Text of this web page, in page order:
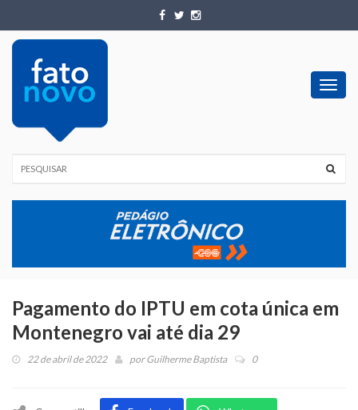
Pagamento do IPTU em cota única em
Montenegro vai até dia 29
22 de abril de 2022 porGuilherme Baptista 0